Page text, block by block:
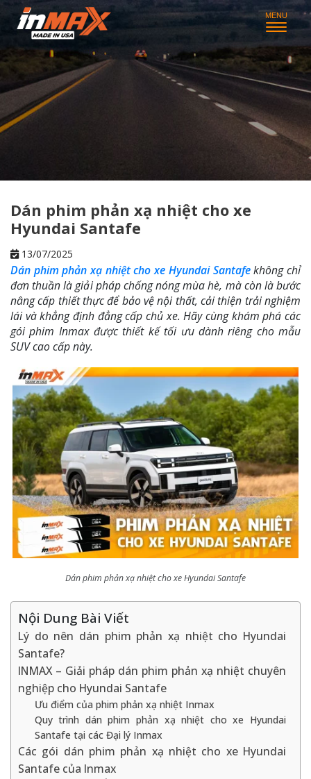
Dán phim phản xạ nhiệt cho xe
Hyundai Santafe
13/07/2025
Dán phim phản xạ nhiệt cho xe Hyundai Santafekhông chỉ
đơn thuần là giải pháp chống nóng mùa hè, mà còn là bước
nâng cấp thiết thực để bảo vệ nội thất, cải thiện trải nghiệm
lái và khẳng định đẳng cấp chủ xe. Hãy cùng khám phá các
gói phim Inmax được thiết kế tối ưu dành riêng cho mẫu
SUV cao cấp này.
Dán phim phản xạ nhiệt cho xe Hyundai Santafe
Nội Dung Bài Viết
Lý do nên dán phim phản xạ nhiệt cho Hyundai
Santafe?
INMAX – Giải pháp dán phim phản xạ nhiệt chuyên
nghiệp cho Hyundai Santafe
Ưu điểm của phim phản xạ nhiệt Inmax
Quy trình dán phim phản xạ nhiệt cho xe Hyundai
Santafe tại các Đại lý Inmax
Các gói dán phim phản xạ nhiệt cho xe Hyundai
Santafe của Inmax